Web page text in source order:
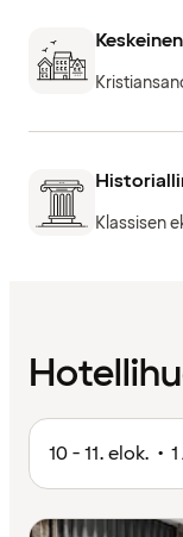
Klassisen
10 - 11. elok. •